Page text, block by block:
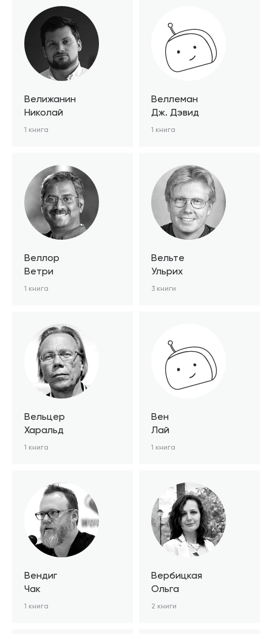
Велижанин
Николай
1 книга
Веллеман
Дж. Дэвид
1 книга
Веллор
Ветри
1 книга
Вельте
Ульрих
3 книги
Вельцер
Харальд
1 книга
Вен
Лай
1 книга
Вендиг
Чак
1 книга
Вербицкая
Ольга
2 книги